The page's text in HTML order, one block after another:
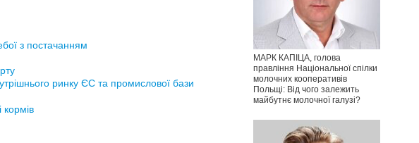
з постачанням
ринку ЄС та промислової бази
кормів
МАРК КАПІЦА, голова
правління Національної спілки
молочних кооперативів
Польщі: Від чого залежить
майбутнє молочної галузі?